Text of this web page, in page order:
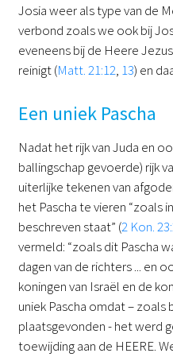
Josia weer als type van de
verbond zoals we ook bij
eveneens bij de Heere
reinigt (Matt. 21:12, 13) en
Een uniek Pascha
Nadat het rijk van Juda en
ballingschap gevoerde) rijk
uiterlijke tekenen van
het Pascha te vieren “zoals
beschreven staat” (2 Kon.
vermeld: “zoals dit Pascha
dagen van de richters ... en
koningen van Israël en de
uniek Pascha omdat – zoals
plaatsgevonden - het werd
toewijding aan de HEERE.